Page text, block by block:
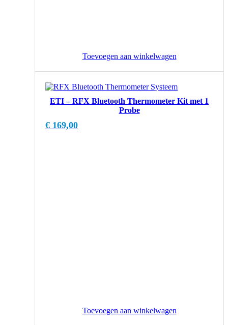
Toevoegen aan winkelwagen
ETI – RFX Bluetooth Thermometer Kit met 1
Probe
€ 169,00
Toevoegen aan winkelwagen